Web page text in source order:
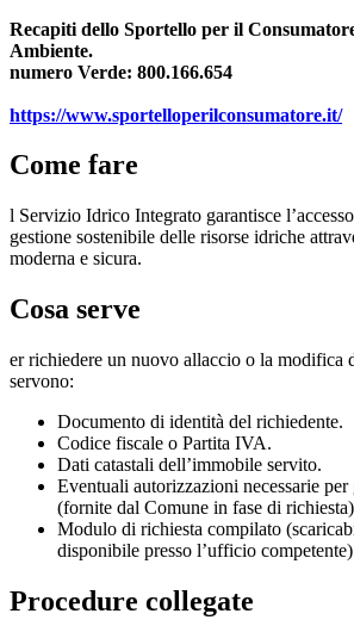
Recapiti dello Sportello per il
Ambiente.
numero Verde: 800.166.654
https://www.sportelloperilconsumatore.it/
Come fare
l Servizio Idrico Integrato garantisce
gestione sostenibile delle risorse idriche
moderna e sicura.
Cosa serve
er richiedere un nuovo allaccio o la modifica
servono:
Documento di identità del richiedente.
Codice fiscale o Partita IVA.
Dati catastali dell’immobile servito.
Eventuali autorizzazioni necessarie
(fornite dal Comune in fase di
Modulo di richiesta compilato
disponibile presso l’ufficio
Procedure collegate